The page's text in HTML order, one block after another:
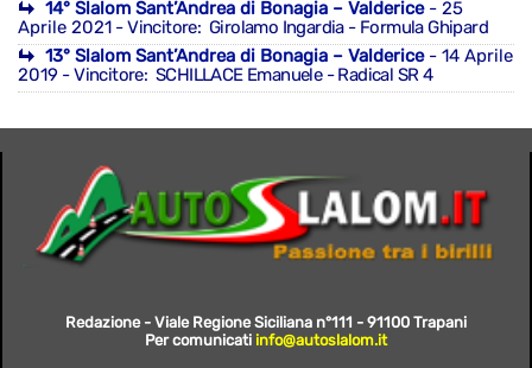
14° Slalom Sant’Andrea di Bonagia – Valderice- 25
Aprile 2021 - Vincitore: Girolamo Ingardia - Formula Ghipard
13° Slalom Sant’Andrea di Bonagia – Valderice- 14 Aprile
2019 - Vincitore: SCHILLACE Emanuele - Radical SR 4
Redazione - Viale Regione Siciliana n°111 - 91100 Trapani
Per comunicati info@autoslalom.it